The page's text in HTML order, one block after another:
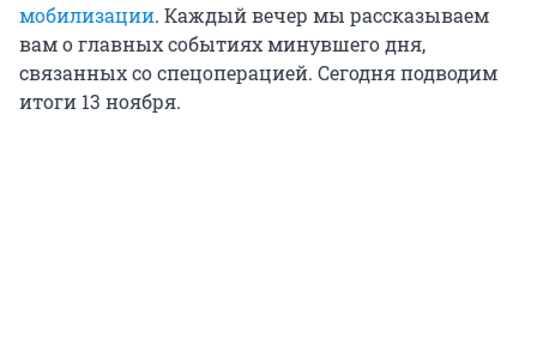
мобилизации. Каждый вечер мы рассказываем
вам о главных событиях минувшего дня,
связанных со спецоперацией. Сегодня подводим
итоги 13 ноября.